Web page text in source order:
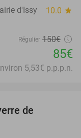
d'Issy 10.0 star
Régulier 150€
85€
5,53€ p.p.p.n.
de